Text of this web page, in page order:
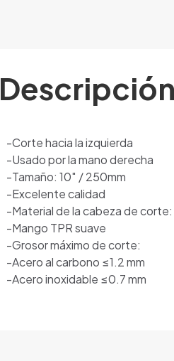
-Corte hacia la izquierda
-Usado por la mano derecha
-Tamaño: 10″ / 250mm
-Excelente calidad
-Material de la cabeza de
-Mango TPR suave
-Grosor máximo de corte:
-Acero al carbono ≤1.2 mm
-Acero inoxidable ≤0.7 mm